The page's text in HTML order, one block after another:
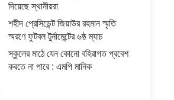
দিয়েছে স্থানীয়রা
শহীদ প্রেসিডেন্ট জিয়াউর রহমান স্মৃতি
স্মরণে ফুটবল টুর্নামেন্টের ৬ষ্ঠ ম্যাচ
স্কুলের মাঠে যেন কোনো বহিরাগত প্রবেশ
করতে না পারে : এমপি মানিক